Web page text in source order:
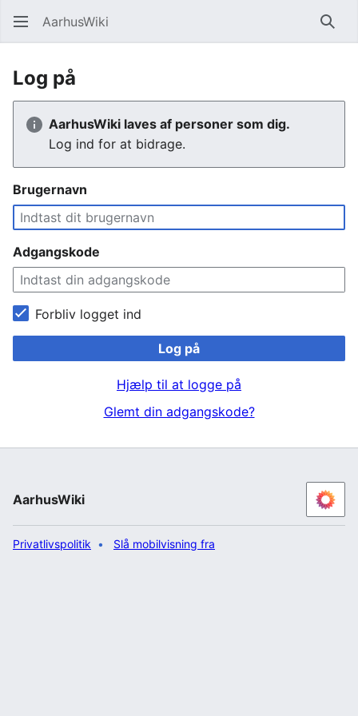
AarhusWiki Søg
Log på
AarhusWiki laves af personer som dig.
Log ind for at bidrage.
Brugernavn
Adgangskode
Forbliv logget ind
Log på
Hjælp til at logge på
Glemt din adgangskode?
AarhusWiki
Privatlivspolitik Slå mobilvisning fra